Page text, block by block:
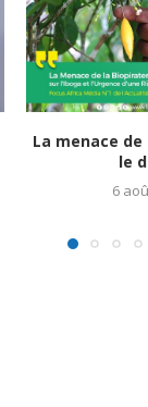
La menace
le
6